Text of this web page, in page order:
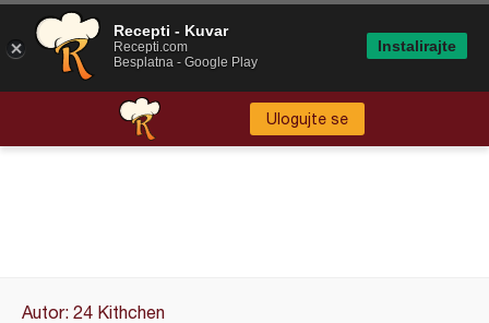
Ulogujte se
Autor: 24 Kithchen
Recepti - Kuvar
Recepti.com
Besplatna - Google Play
Instalirajte